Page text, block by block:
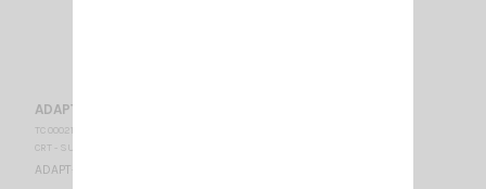
ADAPT- SMA-F/BNC-F
TC 000215
CRT - SUPERSTAR
ADAPT- SMA-F/BNC-F